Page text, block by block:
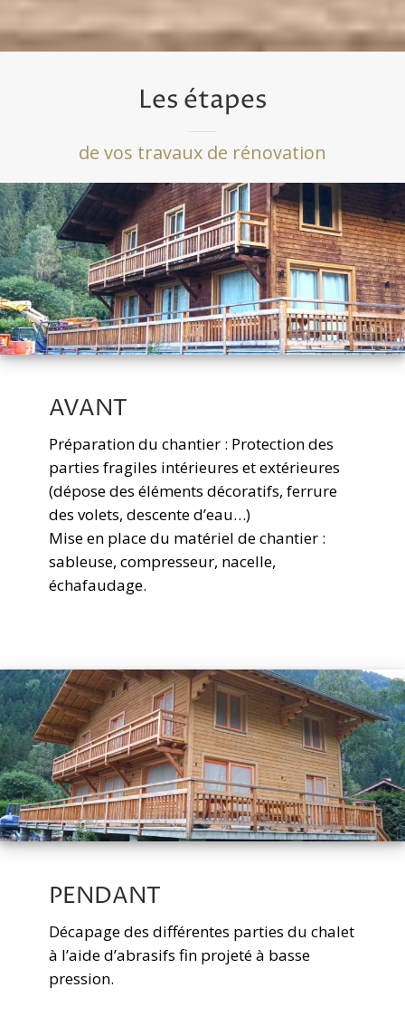
Les étapes
de vos travaux de rénovation
AVANT
Préparation du chantier : Protection des
parties fragiles intérieures et extérieures
(dépose des éléments décoratifs, ferrure
des volets, descente d’eau…)
Mise en place du matériel de chantier :
sableuse, compresseur, nacelle,
échafaudage.
PENDANT
Décapage des différentes parties du chalet
à l’aide d’abrasifs fin projeté à basse
pression.